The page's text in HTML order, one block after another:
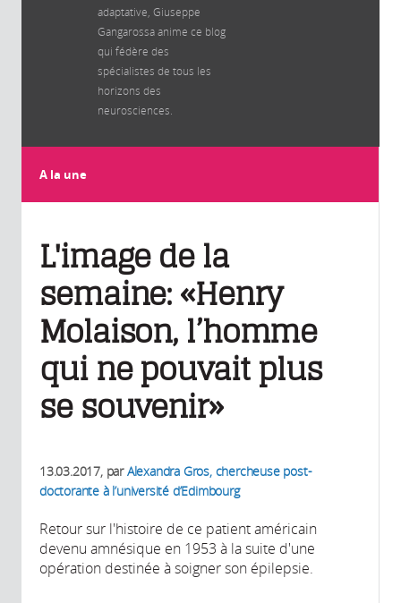
adaptative, Giuseppe
Gangarossa anime ce blog
qui fédère des
spécialistes de tous les
horizons des
neurosciences.
A la une
L'image de la
semaine: «Henry
Molaison, l’homme
qui ne pouvait plus
se souvenir»
13.03.2017, parAlexandra Gros, chercheuse post-
doctorante à l’université d’Edimbourg
Retour sur l'histoire de ce patient américain
devenu amnésique en 1953 à la suite d'une
opération destinée à soigner son épilepsie.